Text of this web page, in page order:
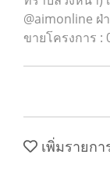
@aimonline ฝ่
ขายโครงการ :
เพิ่มรายกา